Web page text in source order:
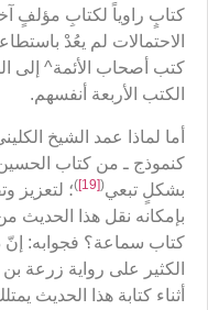
كتابٍ راوياً لكتابِ مؤلفٍ
الاحتمالات لم يعُدْ
كتب أصحاب الأئمة^ إلى
الكتب الأربعة أنفسهم.
أما لماذا عمد الشيخ
كنموذج ـ من كتاب الحسين
بشكلٍ تبعي(
[19]
)؛ لتعزيز
بإمكانه نقل هذا الحديث
كتاب سماعة؟ فجوابه: إنّ
الكثير على رواية زرعة
أثناء كتابة هذا الحديث